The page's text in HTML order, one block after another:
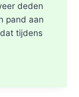
deden
pand aan
tijdens